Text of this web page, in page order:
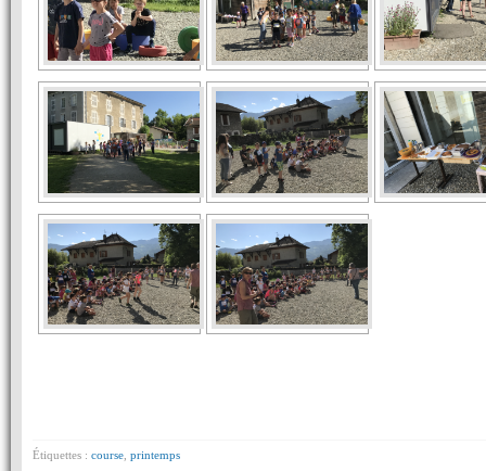
Étiquettes : course printemps